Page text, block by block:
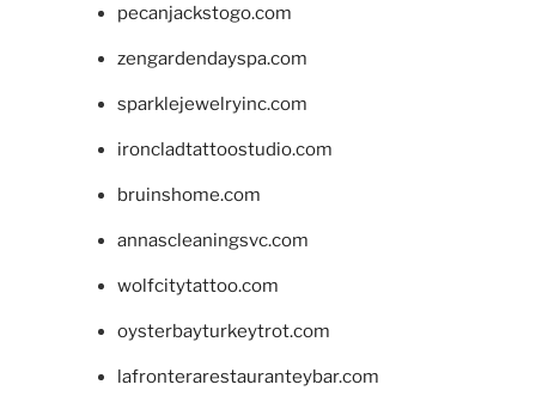
pecanjackstogo.com
zengardendayspa.com
sparklejewelryinc.com
ironcladtattoostudio.com
bruinshome.com
annascleaningsvc.com
wolfcitytattoo.com
oysterbayturkeytrot.com
lafronterarestauranteybar.com